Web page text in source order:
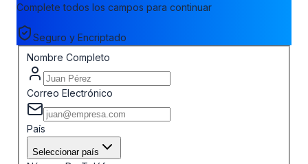
Complete todos los campos para continuar
Seguro y Encriptado
Nombre Completo
Correo Electrónico
País
Seleccionar país